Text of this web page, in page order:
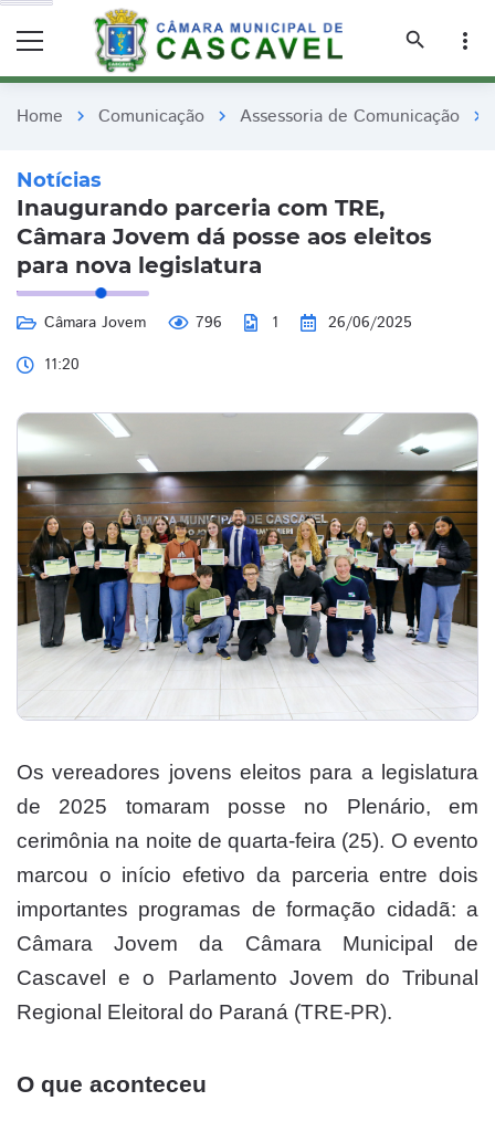
remove_red_eye
search
more_vert
Home chevron_right Comunicação chevron_right Assessoria de Comunicação chevron_right
Notícias
Inaugurando parceria com TRE,
Câmara Jovem dá posse aos eleitos
para nova legislatura
Câmara Jovem 796 1
26/06/2025
11:20
Os vereadores jovens eleitos para a legislatura
de 2025 tomaram posse no Plenário, em
cerimônia na noite de quarta-feira (25). O evento
marcou o início efetivo da parceria entre dois
importantes programas de formação cidadã: a
Câmara Jovem da Câmara Municipal de
Cascavel e o Parlamento Jovem do Tribunal
Regional Eleitoral do Paraná (TRE-PR).
O que aconteceu